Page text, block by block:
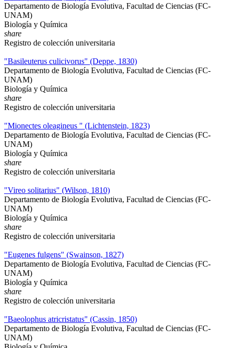
Departamento de Biología Evolutiva, Facultad de Ciencias (FC-
UNAM)
Biología y Química
share
Registro de colección universitaria
"Basileuterus culicivorus" (Deppe, 1830)
Departamento de Biología Evolutiva, Facultad de Ciencias (FC-
UNAM)
Biología y Química
share
Registro de colección universitaria
"Mionectes oleagineus " (Lichtenstein, 1823)
Departamento de Biología Evolutiva, Facultad de Ciencias (FC-
UNAM)
Biología y Química
share
Registro de colección universitaria
"Vireo solitarius" (Wilson, 1810)
Departamento de Biología Evolutiva, Facultad de Ciencias (FC-
UNAM)
Biología y Química
share
Registro de colección universitaria
"Eugenes fulgens" (Swainson, 1827)
Departamento de Biología Evolutiva, Facultad de Ciencias (FC-
UNAM)
Biología y Química
share
Registro de colección universitaria
"Baeolophus atricristatus" (Cassin, 1850)
Departamento de Biología Evolutiva, Facultad de Ciencias (FC-
UNAM)